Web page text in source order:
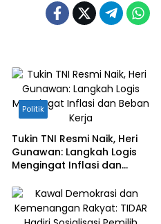
Politik
Tukin TNI Resmi Naik, Heri
Gunawan: Langkah Logis
Mengingat Inflasi dan